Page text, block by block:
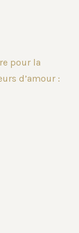
pour la
d’amour :